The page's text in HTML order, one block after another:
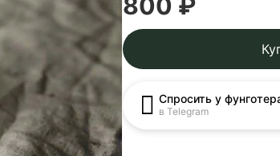
Спросить у
в Telegram